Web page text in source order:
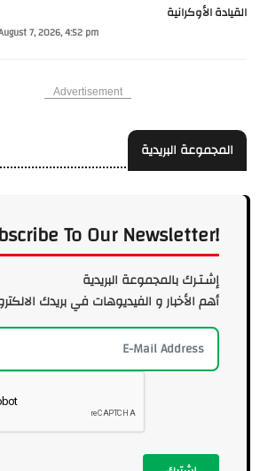
القيادة الأوكرانية
7, 2026, 4:52 pm
Advertisement
المجموعة البريدية
To Our Newsletter!
إشـتـرك بالمجموعة البريدية
أهم الأخبار و الفيديوهات في بريدك